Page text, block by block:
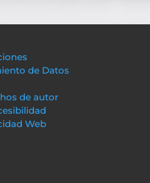
de Datos
de autor
Web